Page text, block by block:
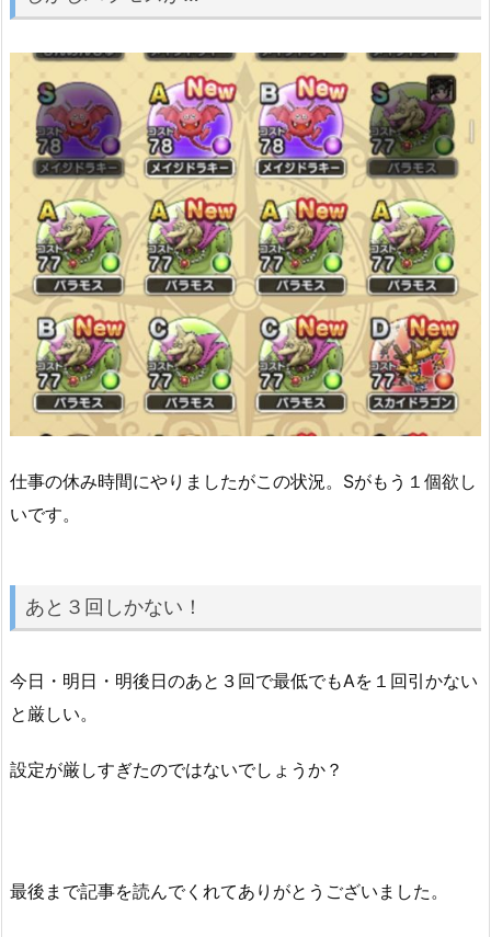
仕事の休み時間にやりましたがこの状況。Sがもう１個欲し
いです。
あと３回しかない！
今日・明日・明後日のあと３回で最低でもAを１回引かない
と厳しい。
設定が厳しすぎたのではないでしょうか？
最後まで記事を読んでくれてありがとうございました。